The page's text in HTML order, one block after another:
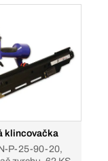
klincovačka
P-25-90-20,